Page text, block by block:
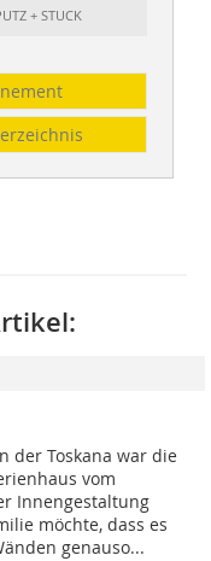
+ STUCK
der Toskana war die
vom
Innengestaltung
möchte, dass es
genauso...